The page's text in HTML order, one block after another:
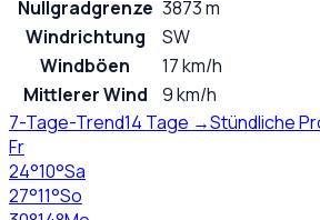
Nullgradgrenze 3873 m
Windrichtung
SW
Windböen
17 km/h
Mittlerer Wind
9 km/h
7-Tage-Trend14 Tage →Stündliche
Fr
24°10°Sa
27°11°So